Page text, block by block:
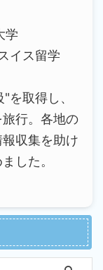
学
イス留学
を取得し、
行。各地の
収集を助け
した。